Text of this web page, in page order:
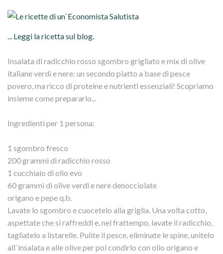
... Leggi la ricetta sul blog.
Insalata di radicchio rosso sgombro grigliato e mix di olive
italiane verdi e nere: un secondo piatto a base di pesce
povero, ma ricco di proteine e nutrienti essenziali! Scopriamo
insieme come prepararlo...
Ingredienti per 1 persona:
1 sgombro fresco
200 grammi di radicchio rosso
1 cucchiaio di olio evo
60 grammi di olive verdi e nere denocciolate
origano e pepe q.b.
Lavate lo sgombro e cuocetelo alla griglia. Una volta cotto,
aspettate che si raffreddi e, nel frattempo, lavate il radicchio,
tagliatelo a listarelle. Pulite il pesce, eliminate le spine, unitelo
all`insalata e alle olive per poi condirlo con olio origano e